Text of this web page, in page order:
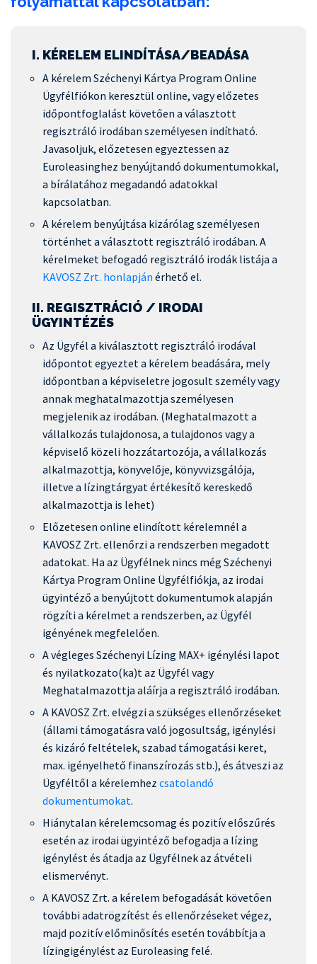
I. KÉRELEM ELINDÍTÁSA/BEADÁSA
A kérelem Széchenyi Kártya Program Online
Ügyfélfiókon keresztül online, vagy előzetes
időpontfoglalást követően a választott
regisztráló irodában személyesen indítható.
Javasoljuk, előzetesen egyeztessen az
Euroleasinghez benyújtandó dokumentumokkal,
a bírálatához megadandó adatokkal
kapcsolatban.
A kérelem benyújtása kizárólag személyesen
történhet a választott regisztráló irodában. A
kérelmeket befogadó regisztráló irodák listája a
KAVOSZ Zrt. honlapján érhető el.
II. REGISZTRÁCIÓ / IRODAI
ÜGYINTÉZÉS
Az Ügyfél a kiválasztott regisztráló irodával
időpontot egyeztet a kérelem beadására, mely
időpontban a képviseletre jogosult személy vagy
annak meghatalmazottja személyesen
megjelenik az irodában. (Meghatalmazott a
vállalkozás tulajdonosa, a tulajdonos vagy a
képviselő közeli hozzátartozója, a vállalkozás
alkalmazottja, könyvelője, könyvvizsgálója,
illetve a lízingtárgyat értékesítő kereskedő
alkalmazottja is lehet)
Előzetesen online elindított kérelemnél a
KAVOSZ Zrt. ellenőrzi a rendszerben megadott
adatokat. Ha az Ügyfélnek nincs még Széchenyi
Kártya Program Online Ügyfélfiókja, az irodai
ügyintéző a benyújtott dokumentumok alapján
rögzíti a kérelmet a rendszerben, az Ügyfél
igényének megfelelően.
A végleges Széchenyi Lízing MAX+ igénylési lapot
és nyilatkozato(ka)t az Ügyfél vagy
Meghatalmazottja aláírja a regisztráló irodában.
A KAVOSZ Zrt. elvégzi a szükséges ellenőrzéseket
(állami támogatásra való jogosultság, igénylési
és kizáró feltételek, szabad támogatási keret,
max. igényelhető finanszírozás stb.), és átveszi az
Ügyféltől a kérelemhez csatolandó
dokumentumokat.
Hiánytalan kérelemcsomag és pozitív előszűrés
esetén az irodai ügyintéző befogadja a lízing
igénylést és átadja az Ügyfélnek az átvételi
elismervényt.
A KAVOSZ Zrt. a kérelem befogadását követően
további adatrögzítést és ellenőrzéseket végez,
majd pozitív előminősítés esetén továbbítja a
lízingigénylést az Euroleasing felé.